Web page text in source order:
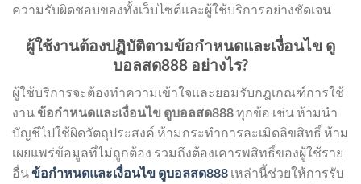
ความรับผิดชอบของทั้งเว็บไซต์และผู้ใช้บริการอย่างชัดเจน
ผู้ใช้งานต้องปฏิบัติตามข้อกำหนดและเงื่อนไข ดู
บอลสด888 อย่างไร?
ผู้ใช้บริการจะต้องทำความเข้าใจและยอมรับกฎเกณฑ์การใช้
งานข้อกำหนดและเงื่อนไข ดูบอลสด888ทุกข้อ เช่น ห้ามนำ
บัญชีไปใช้ผิดวัตถุประสงค์ ห้ามกระทำการละเมิดลิขสิทธิ์ ห้าม
เผยแพร่ข้อมูลที่ไม่ถูกต้อง รวมถึงต้องเคารพสิทธิ์ของผู้ใช้ราย
อื่นข้อกำหนดและเงื่อนไข ดูบอลสด888 เหล่านี้ช่วยให้การรับ